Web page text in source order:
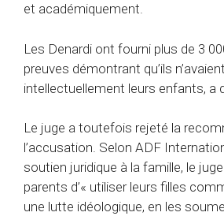
et académiquement.
Les Denardi ont fourni plus de 3
preuves démontrant qu’ils
intellectuellement leurs enfants, a
Le juge a toutefois rejeté la
l’accusation. Selon ADF
soutien juridique à la famille, le
parents d’« utiliser leurs filles
une lutte idéologique, en les